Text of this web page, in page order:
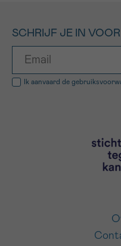
SCHRIJF JE IN
Ik aanvaard de